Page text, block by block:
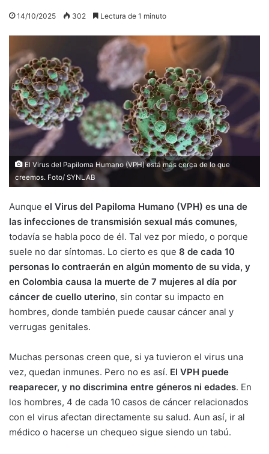
14/10/2025 302 Lectura de 1 minuto
El Virus del Papiloma Humano (VPH) está más cerca de lo que
creemos. Foto/ SYNLAB
Aunque el Virus del Papiloma Humano (VPH) es una de
las infecciones de transmisión sexual más comunes,
todavía se habla poco de él. Tal vez por miedo, o porque
suele no dar síntomas. Lo cierto es que 8 de cada 10
personas lo contraerán en algún momento de su vida, y
en Colombia causa la muerte de 7 mujeres al día por
cáncer de cuello uterino, sin contar su impacto en
hombres, donde también puede causar cáncer anal y
verrugas genitales.
Muchas personas creen que, si ya tuvieron el virus una
vez, quedan inmunes. Pero no es así. El VPH puede
reaparecer, y no discrimina entre géneros ni edades. En
los hombres, 4 de cada 10 casos de cáncer relacionados
con el virus afectan directamente su salud. Aun así, ir al
médico o hacerse un chequeo sigue siendo un tabú.